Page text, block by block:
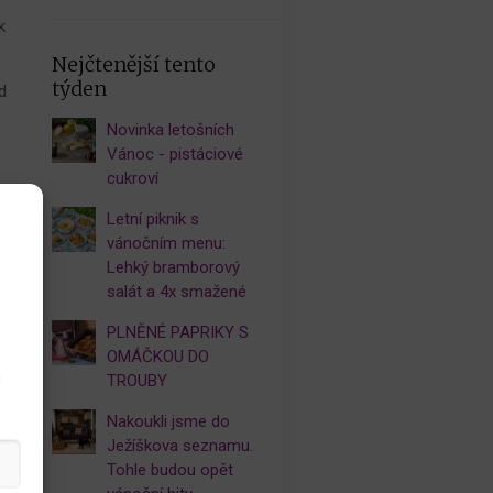
Nejčtenější tento
týden
Novinka letošních
Vánoc - pistáciové
cukroví
Letní piknik s
vánočním menu:
Lehký bramborový
salát a 4x smažené
PLNĚNÉ PAPRIKY S
OMÁČKOU DO
TROUBY
Nakoukli jsme do
Ježíškova seznamu.
Tohle budou opět